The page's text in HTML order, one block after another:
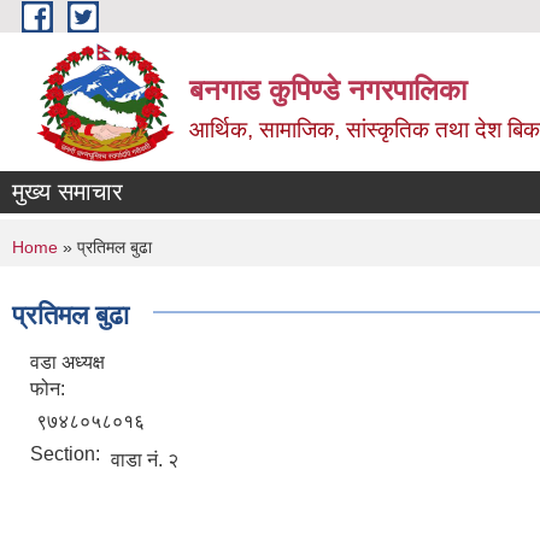
Skip to main content
बनगाड कुपिण्डे नगरपालिका
आर्थिक, सामाजिक, सांस्कृतिक तथा देश
मुख्य समाचार
You are here
Home » प्रतिमल बुढा
प्रतिमल बुढा
वडा अध्यक्ष
फोन:
९७४८०५८०१६
Section: वाडा नं. २